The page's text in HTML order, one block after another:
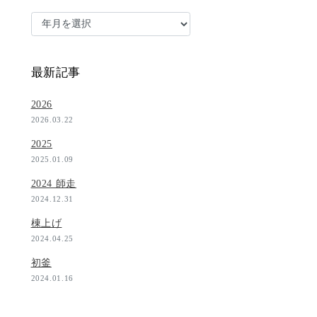
最新記事
2026
2026.03.22
2025
2025.01.09
2024 師走
2024.12.31
棟上げ
2024.04.25
初釜
2024.01.16